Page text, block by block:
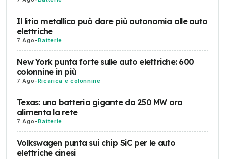
Il litio metallico può dare più autonomia alle auto
elettriche
7 Ago-Batterie
New York punta forte sulle auto elettriche: 600
colonnine in più
7 Ago-Ricarica e colonnine
Texas: una batteria gigante da 250 MW ora
alimenta la rete
7 Ago-Batterie
Volkswagen punta sui chip SiC per le auto
elettriche cinesi